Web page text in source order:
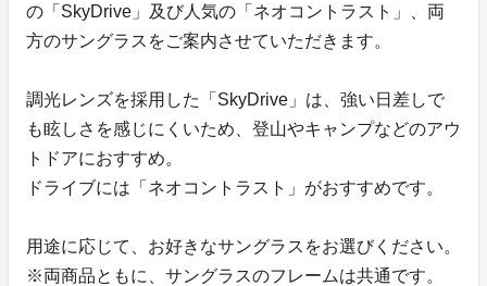
の「SkyDrive」及び人気の「ネオコントラスト」、両
方のサングラスをご案内させていただきます。
調光レンズを採用した「SkyDrive」は、強い日差しで
も眩しさを感じにくいため、登山やキャンプなどのアウ
トドアにおすすめ。
ドライブには「ネオコントラスト」がおすすめです。
用途に応じて、お好きなサングラスをお選びください。
※両商品ともに、サングラスのフレームは共通です。